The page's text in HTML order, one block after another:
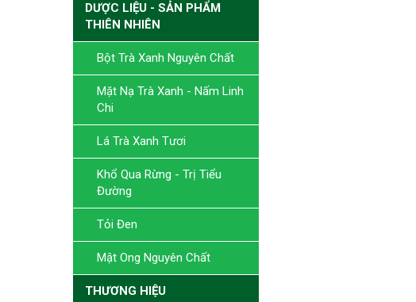
DƯỢC LIỆU - SẢN PHẨM
THIÊN NHIÊN
Bột Trà Xanh Nguyên Chất
Mặt Nạ Trà Xanh - Nấm Linh
Chi
Lá Trà Xanh Tươi
Khổ Qua Rừng - Trị Tiểu
Đường
Tỏi Đen
Mật Ong Nguyên Chất
THƯƠNG HIỆU